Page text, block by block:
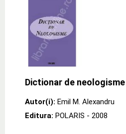
Dictionar de neologisme
Autor(i): Emil M. Alexandru
Editura: POLARIS - 2008